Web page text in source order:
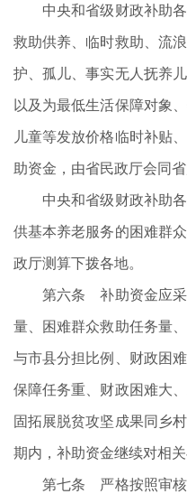
中央和省级财政补助各
救助供养、临时救助、流
护、孤儿、事实无人抚养
以及为最低生活保障对象
儿童等发放价格临时补贴
助资金，由省民政厅会同
中央和省级财政补助各
供基本养老服务的困难群
政厅测算下拨各地。
第六条 补助资金应采
量、困难群众救助任务量
与市县分担比例、财政困
保障任务重、财政困难大
固拓展脱贫攻坚成果同乡
期内，补助资金继续对相
第七条 严格按照审核